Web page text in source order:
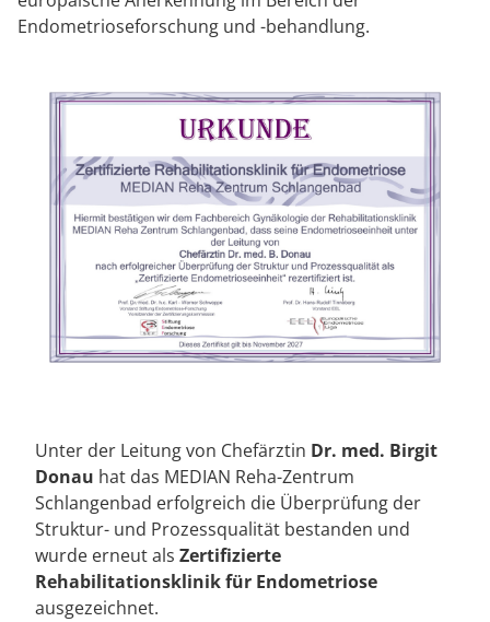
Endometrioseforschung und -behandlung.
Unter der Leitung von Chefärztin Dr. med. Birgit
Donau hat das MEDIAN Reha-Zentrum
Schlangenbad erfolgreich die Überprüfung der
Struktur- und Prozessqualität bestanden und
wurde erneut als Zertifizierte
Rehabilitationsklinik für Endometriose
ausgezeichnet.